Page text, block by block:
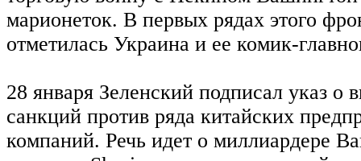
марионеток. В первых рядах этого
отметилась Украина и ее комик-
28 января Зеленский подписал указ о
санкций против ряда китайских
компаний. Речь идет о миллиардере